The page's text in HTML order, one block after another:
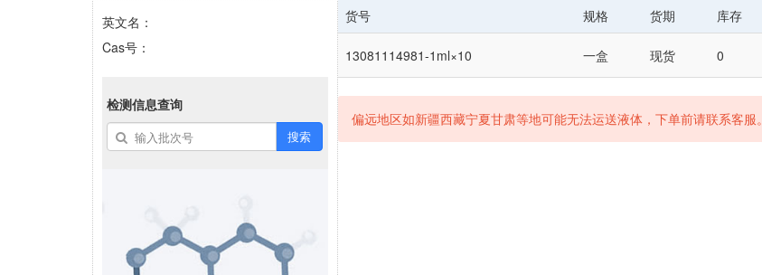
英文名：
Cas号：
检测信息查询
搜索
货号 规格 货期 库存
13081114981-1ml×10 一盒 现货 0
偏远地区如新疆西藏宁夏甘肃等地可能无法运送液体，下单前请联系客服。